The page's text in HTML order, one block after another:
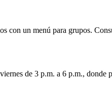
con un menú para grupos.
de 3 p.m. a 6 p.m., donde